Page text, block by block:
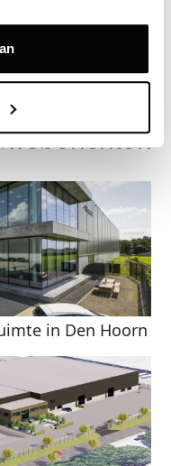
Terug
in Den Hoorn